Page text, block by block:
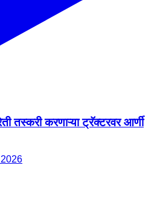
तस्करी करणाऱ्या ट्रॅक्टरवर आर्णी